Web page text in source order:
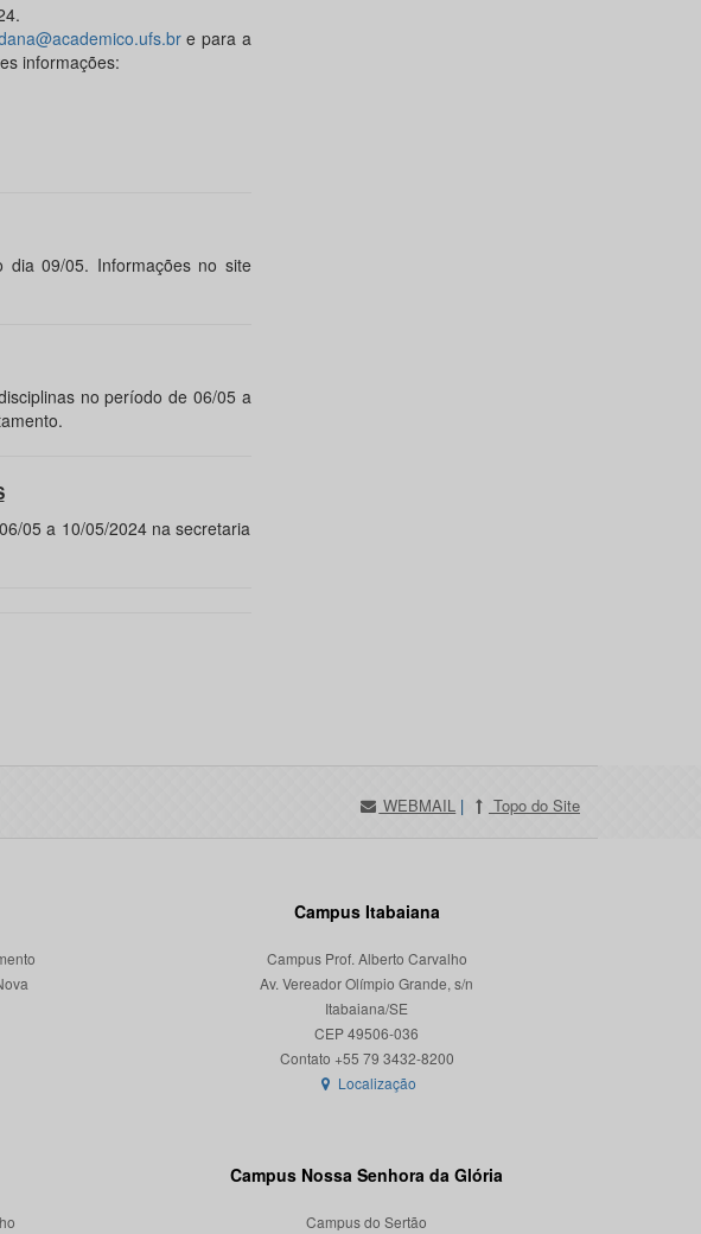
e para a
informações:
09/05. Informações no site
no período de 06/05 a
05 a 10/05/2024 na secretaria
WEBMAIL | Topo do Site
Campus Itabaiana
Campus Prof. Alberto Carvalho
Av. Vereador Olímpio Grande, s/n
Itabaiana/SE
CEP 49506-036
Localização
Campus Nossa Senhora da Glória
Campus do Sertão